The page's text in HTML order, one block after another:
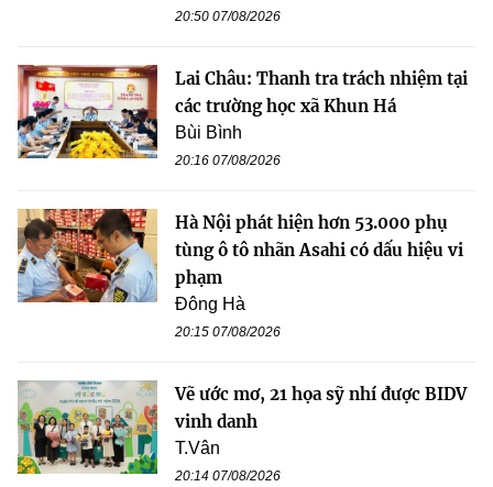
20:50 07/08/2026
Lai Châu: Thanh tra trách nhiệm tại
các trường học xã Khun Há
Bùi Bình
20:16 07/08/2026
Hà Nội phát hiện hơn 53.000 phụ
tùng ô tô nhãn Asahi có dấu hiệu vi
phạm
Đông Hà
20:15 07/08/2026
Vẽ ước mơ, 21 họa sỹ nhí được BIDV
vinh danh
T.Vân
20:14 07/08/2026